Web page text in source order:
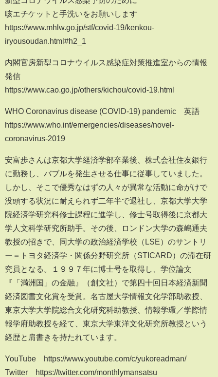
咳エチケットと手洗いをお願いします
https://www.mhlw.go.jp/stf/covid-19/kenkou-
iryousoudan.html#h2_1
内閣官房新型コロナウイルス感染症対策推進室からの情報
発信
https://www.cao.go.jp/others/kichou/covid-19.html
WHO Coronavirus disease (COVID-19) pandemic 英語
https://www.who.int/emergencies/diseases/novel-
coronavirus-2019
安富歩さんは京都大学経済学部卒業後、株式会社住友銀行
に勤務し、バブルを発生させる仕事に従事していました。
しかし、そこで優秀なはずの人々が異常な活動に命がけで
没頭する状況に耐えられず二年半で退社し、京都大学大学
院経済学研究科修士課程に進学し、修士号取得後に京都大
学人文科学研究所助手。その後、ロンドン大学の森嶋通夫
教授の招きで、同大学の政治経済学校（LSE）のサントリ
ー＝トヨタ経済学・関係分野研究所（STICARD）の滞在研
究員となる。１９９７年に博士号を取得し、学位論文
『「満洲国」の金融』（創文社）で第四十回日本経済新聞
経済図書文化賞を受賞。名古屋大学情報文化学部助教授、
東京大学大学院総合文化研究科助教授、情報学環／学際情
報学府助教授を経て、東京大学東洋文化研究所教授という
経歴と肩書きを持たれています。
YouTube https://www.youtube.com/c/yukoreadman/
Twitter https://twitter.com/monthlymansatsu